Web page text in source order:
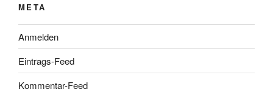
META
Anmelden
Eintrags-Feed
Kommentar-Feed